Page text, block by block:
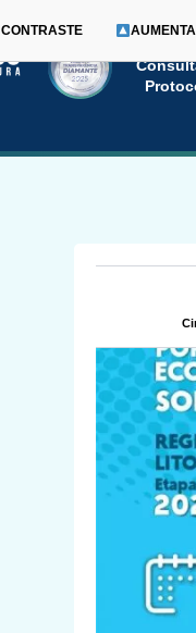
CONTRASTE